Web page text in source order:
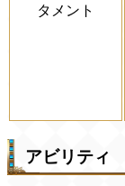
タメント
アビリティ